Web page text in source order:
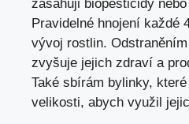
zasahuji biopesticidy
Pravidelné hnojení každé
vývoj rostlin.
zvyšuje jejich zdraví a
Také sbírám bylinky,
velikosti, abych využil